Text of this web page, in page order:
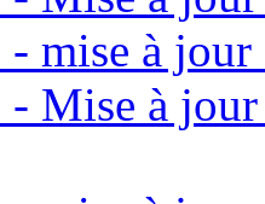
mise à jour
Mise à jour